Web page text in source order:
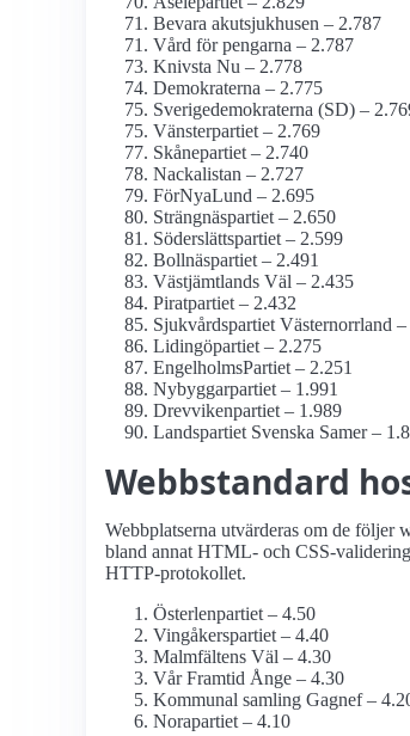
Bevara akutsjukhusen – 2.787
Vård för pengarna – 2.787
Knivsta Nu – 2.778
Demokraterna – 2.775
Sverige­demokraterna (SD) –
Vänsterpartiet – 2.769
Skånepartiet – 2.740
Nackalistan – 2.727
FörNyaLund – 2.695
Strängnäspartiet – 2.650
Söderslättspartiet – 2.599
Bollnäspartiet – 2.491
Västjämtlands Väl – 2.435
Piratpartiet – 2.432
Sjukvårdspartiet Västernorrland
Lidingöpartiet – 2.275
EngelholmsPartiet – 2.251
Nybyggarpartiet – 1.991
Drevvikenpartiet – 1.989
Landspartiet Svenska Samer –
Webbstandard
Webbplatserna utvärderas om de följer
bland annat HTML- och CSS-
HTTP-protokollet.
Österlenpartiet – 4.50
Vingåkerspartiet – 4.40
Malmfältens Väl – 4.30
Vår Framtid Ånge – 4.30
Kommunal samling Gagnef –
Norapartiet – 4.10